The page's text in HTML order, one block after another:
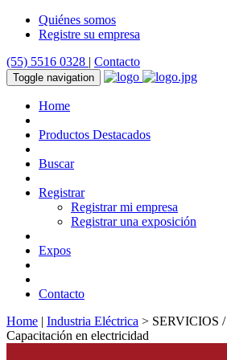
Quiénes somos
Registre su empresa
(55) 5516 0328 | Contacto
Toggle navigation
Home
Productos Destacados
Buscar
Registrar
Registrar mi empresa
Registrar una exposición
Expos
Contacto
Home | Industria Eléctrica > SERVICIOS /
Capacitación en electricidad